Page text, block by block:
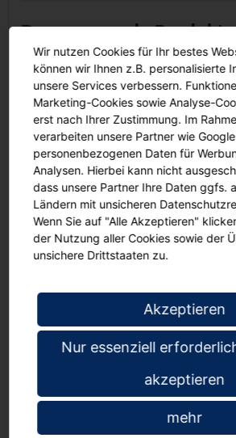
Dazu passende Produkte
Aufbewahrungsbox
€ 12, €
Das könnte Ihnen auch
Wir nutzen Cookies für Ihr bestes
können wir Ihnen z.B. personalisierte
unsere Services verbessern.
Marketing-Cookies sowie Analyse-
erst nach Ihrer Zustimmung. Im
verarbeiten unsere Partner wie
personenbezogenen Daten für
Analysen. Hierbei kann nicht
dass unsere Partner Ihre Daten ggfs.
Ländern mit unsicheren
Wenn Sie auf "Alle Akzeptieren"
der Nutzung aller Cookies sowie der
unsichere Drittstaaten zu.
Akzeptieren
Nur essenziell
akzeptieren
mehr